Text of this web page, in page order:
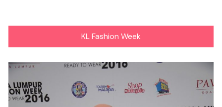
KL Fashion Week